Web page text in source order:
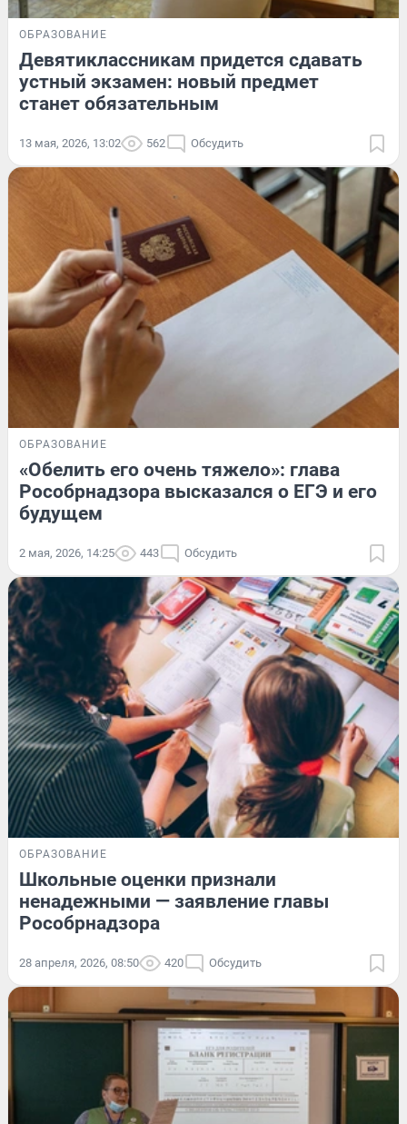
ОБРАЗОВАНИЕ
Девятиклассникам придется сдавать
устный экзамен: новый предмет
станет обязательным
13 мая, 2026, 13:02 562 Обсудить
ОБРАЗОВАНИЕ
«Обелить его очень тяжело»: глава
Рособрнадзора высказался о ЕГЭ и его
будущем
2 мая, 2026, 14:25 443 Обсудить
ОБРАЗОВАНИЕ
Школьные оценки признали
ненадежными — заявление главы
Рособрнадзора
28 апреля, 2026, 08:50 420 Обсудить